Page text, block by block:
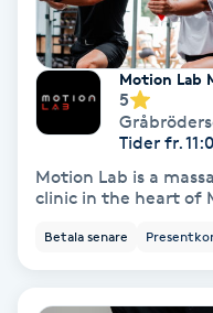
Fransar
Fransborttagning
Motion Lab
5
Tider fr.
Motion Lab is a
clinic in the heart of
Betala senare